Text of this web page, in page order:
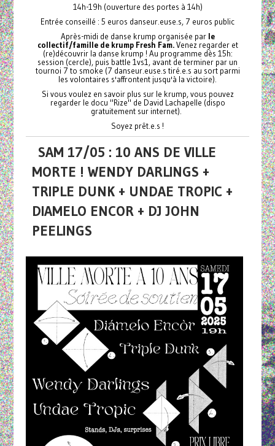
14h-19h (ouverture des portes à 14h)
Entrée conseillé : 5 euros danseur.euse.s, 7 euros public
Après-midi de danse krump organisée par le
collectif/famille de krump Fresh Fam.Venez regarder et
(re)découvrir la danse krump ! Au programme dès 15h:
session (cercle), puis battle 1vs1, avant de terminer par un
tournoi 7 to smoke (7 danseur.euse.s tiré.e.s au sort parmi
les volontaires s'affrontent jusqu'à la victoire).
Si vous voulez en savoir plus sur le krump, vous pouvez
regarder le docu "Rize" de David Lachapelle (dispo
gratuitement sur internet).
Soyez prêt.e.s !
SAM 17/05 : 10 ANS DE VILLE
MORTE ! WENDY DARLINGS +
TRIPLE DUNK + UNDAE TROPIC +
DIAMELO ENCOR + DJ JOHN
PEELINGS